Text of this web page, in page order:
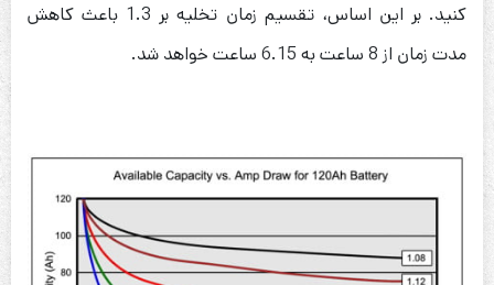
کنید. بر این اساس، تقسیم زمان تخلیه بر 1.3 باعث کاهش
مدت زمان از 8 ساعت به 6.15 ساعت خواهد ‌شد.